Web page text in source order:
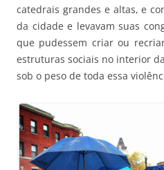
catedrais grandes e altas, e
da cidade e levavam suas
que pudessem criar ou
estruturas sociais no interior
sob o peso de toda essa